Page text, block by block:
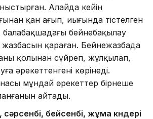
Алайда кейін
қан ағып, иығында тістелген
балабақшадағы бейнебақылау
қараған. Бейнежазбада
қолынан сүйреп, жұлқылап,
әрекеттенгені көрінеді.
мұндай әрекеттер бірнеше
айтады.
сәрсенбі, бейсенбі, жұма күндері